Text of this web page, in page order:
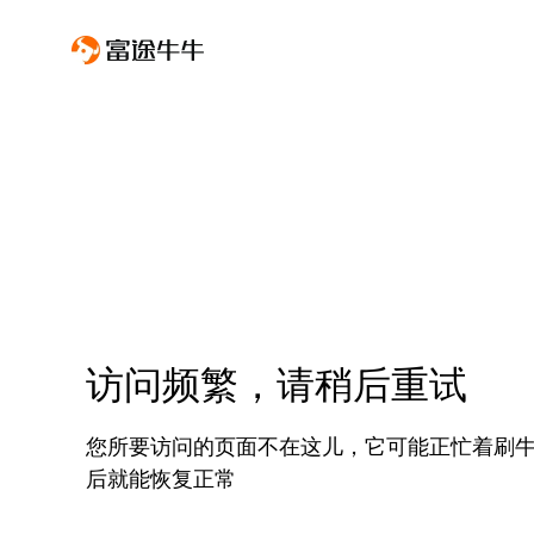
访问频繁，请稍后重试
您所要访问的页面不在这儿，它可能正忙着刷
后就能恢复正常